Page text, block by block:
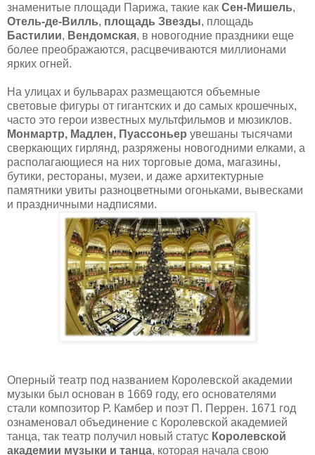
знаменитые площади Парижа, такие как Сен-Мишель,
Отель-де-Вилль, площадь Звезды, площадь
Бастилии, Вендомская, в новогодние праздники еще
более преображаются, расцвечиваются миллионами
ярких огней.
На улицах и бульварах размещаются объемные
световые фигуры от гигантских и до самых крошечных,
часто это герои известных мультфильмов и мюзиклов.
Монмартр, Мадлен, Пуассоньер увешаны тысячами
сверкающих гирлянд, разряжены новогодними елками, а
располагающиеся на них торговые дома, магазины,
бутики, рестораны, музеи, и даже архитектурные
памятники увиты разноцветными огоньками, вывесками
и праздничными надписями.
Оперный театр под названием Королевской академии
музыки был основан в 1669 году, его основателями
стали композитор Р. Камбер и поэт П. Перрен. 1671 год
ознаменовал объединение с Королевской академией
танца, так театр получил новый статус Королевской
академии музыки и танца, которая начала свою